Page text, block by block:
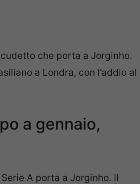
che porta a Jorginho.
a Londra, con l’addio al
a gennaio,
A porta a Jorginho. Il